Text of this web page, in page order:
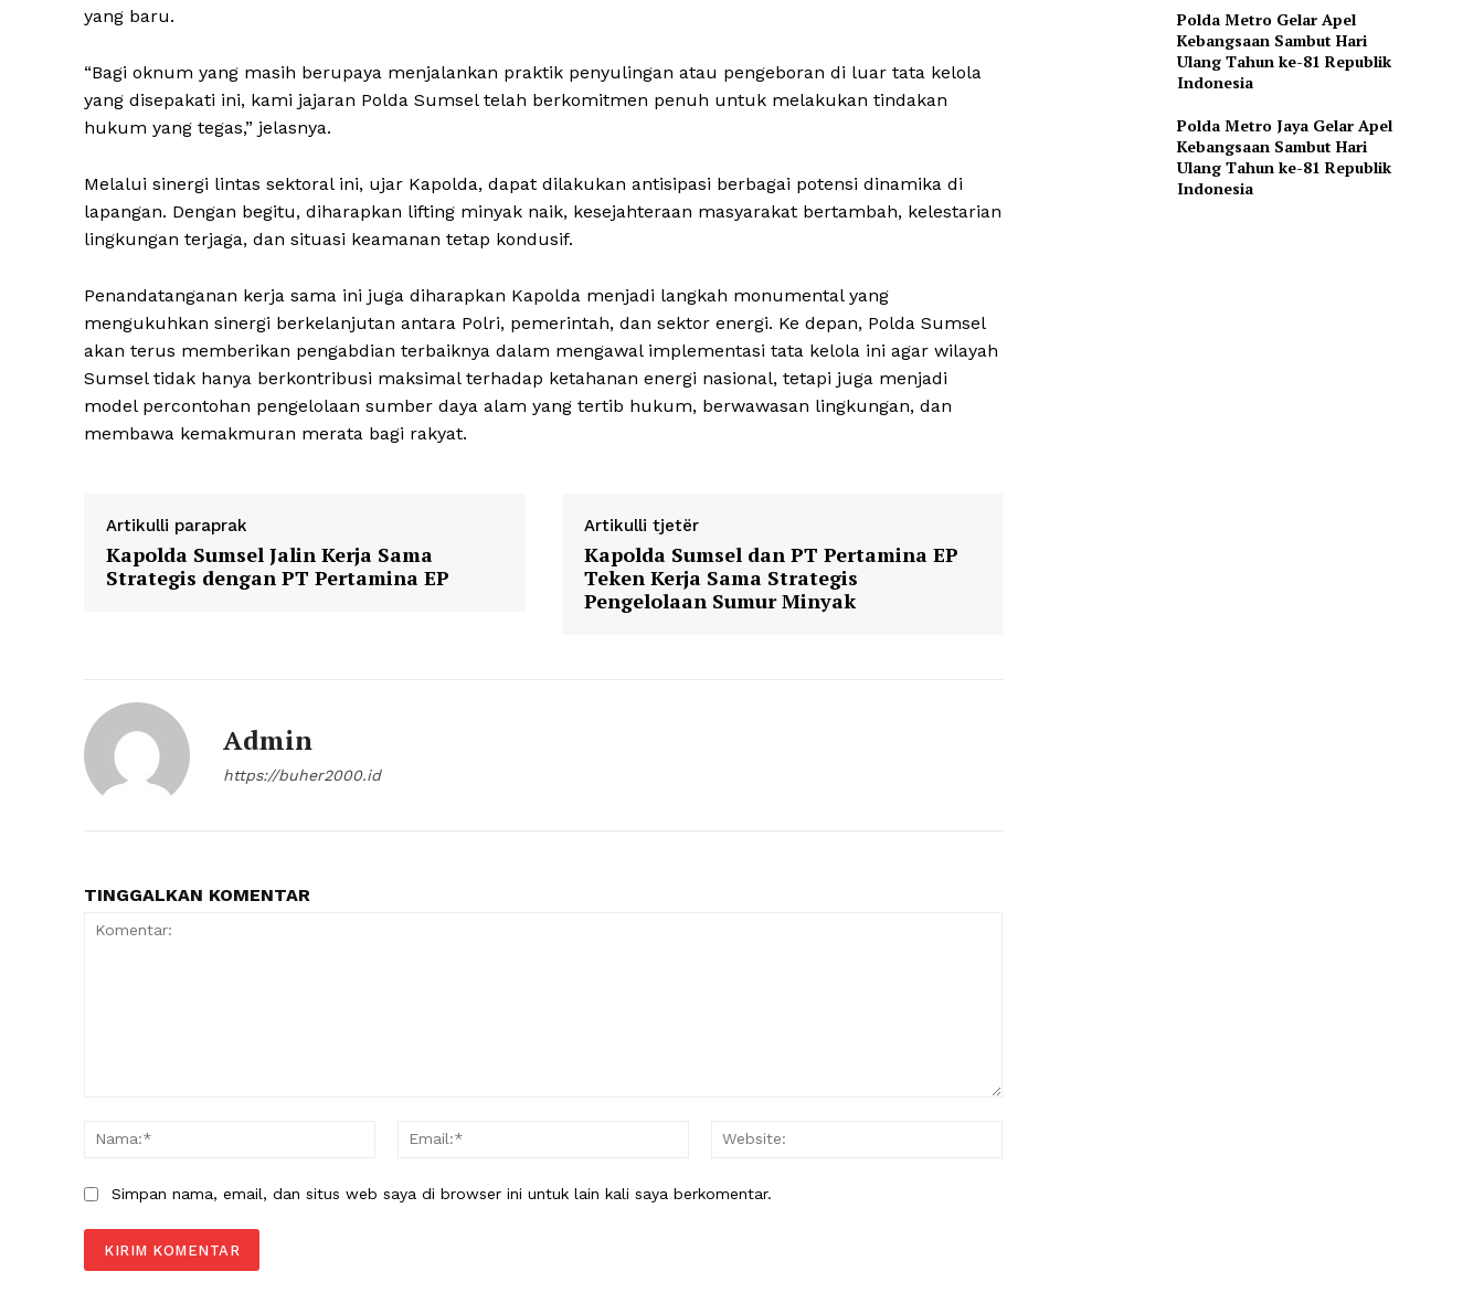
yang baru.
“Bagi oknum yang masih berupaya menjalankan praktik penyulingan atau pengeboran di luar tata kelola
yang disepakati ini, kami jajaran Polda Sumsel telah berkomitmen penuh untuk melakukan tindakan
hukum yang tegas,” jelasnya.
Melalui sinergi lintas sektoral ini, ujar Kapolda, dapat dilakukan antisipasi berbagai potensi dinamika di
lapangan. Dengan begitu, diharapkan lifting minyak naik, kesejahteraan masyarakat bertambah, kelestarian
lingkungan terjaga, dan situasi keamanan tetap kondusif.
Penandatanganan kerja sama ini juga diharapkan Kapolda menjadi langkah monumental yang
mengukuhkan sinergi berkelanjutan antara Polri, pemerintah, dan sektor energi. Ke depan, Polda Sumsel
akan terus memberikan pengabdian terbaiknya dalam mengawal implementasi tata kelola ini agar wilayah
Sumsel tidak hanya berkontribusi maksimal terhadap ketahanan energi nasional, tetapi juga menjadi
model percontohan pengelolaan sumber daya alam yang tertib hukum, berwawasan lingkungan, dan
membawa kemakmuran merata bagi rakyat.
Artikulli paraprak
Kapolda Sumsel Jalin Kerja Sama
Strategis dengan PT Pertamina EP
Artikulli tjetër
Kapolda Sumsel dan PT Pertamina EP
Teken Kerja Sama Strategis
Pengelolaan Sumur Minyak
Admin
https://buher2000.id
TINGGALKAN KOMENTAR
Nama:*
Email:*
Simpan nama, email, dan situs web saya di browser ini untuk lain kali saya berkomentar.
Polda Metro Gelar Apel
Kebangsaan Sambut Hari
Ulang Tahun ke-81 Republik
Indonesia
Polda Metro Jaya Gelar Apel
Kebangsaan Sambut Hari
Ulang Tahun ke-81 Republik
Indonesia